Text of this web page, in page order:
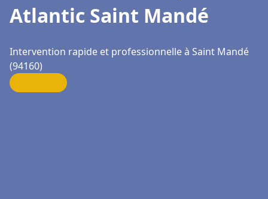
Atlantic Saint Mandé
Intervention rapide et professionnelle à Saint Mandé
(94160)